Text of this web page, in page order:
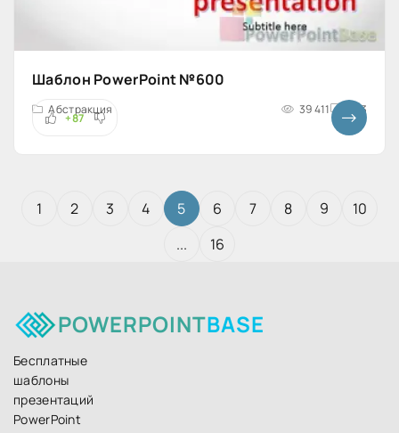
Шаблон PowerPoint №600
Абстракция 39 411 4x3
+87
1 2 3 4 5 6 7 8 9
10
...
16
POWERPOINTBASE
Бесплатные
шаблоны
презентаций
PowerPoint